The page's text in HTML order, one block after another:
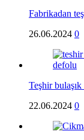
Fabrikadan
26.06.2024 0
Teşhir
22.06.2024 0